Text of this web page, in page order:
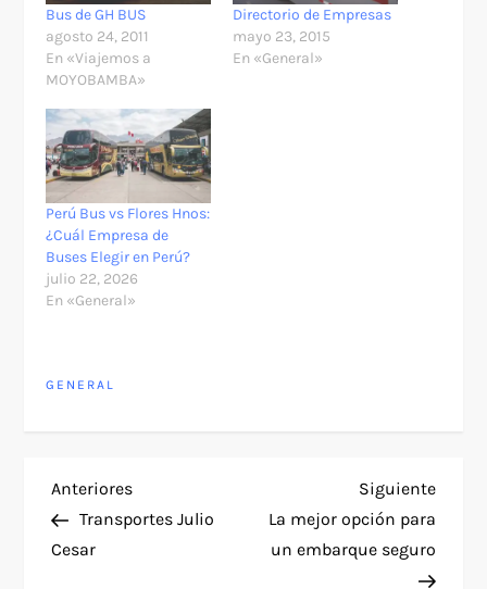
Bus de GH BUS
agosto 24, 2011
En «Viajemos a
MOYOBAMBA»
Directorio de Empresas
mayo 23, 2015
En «General»
Perú Bus vs Flores Hnos:
¿Cuál Empresa de
Buses Elegir en Perú?
julio 22, 2026
En «General»
GENERAL
N
a
Entrada
anterior
Anteriores
Transportes Julio
Cesar
Siguiente
La mejor opción para
un embarque seguro